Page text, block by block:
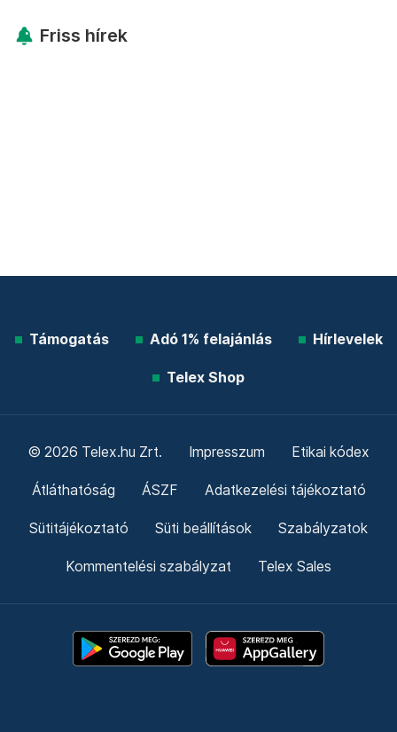
Friss hírek
Támogatás Adó 1% felajánlás Hírlevelek
Telex Shop
© 2026 Telex.hu Zrt. Impresszum Etikai kódex
Átláthatóság ÁSZF Adatkezelési tájékoztató
Sütitájékoztató Süti beállítások Szabályzatok
Kommentelési szabályzat Telex Sales